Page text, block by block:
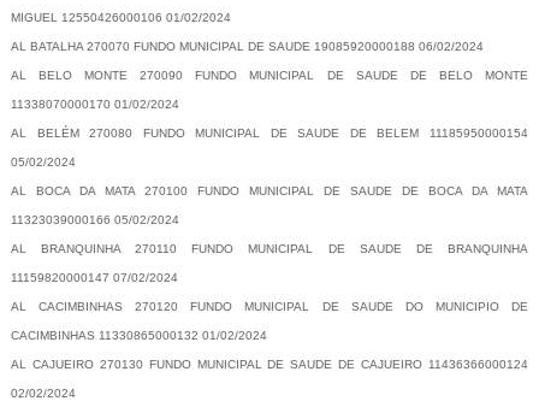
MIGUEL 12550426000106 01/02/2024
AL BATALHA 270070 FUNDO MUNICIPAL DE SAUDE 19085920000188 06/02/2024
AL BELO MONTE 270090 FUNDO MUNICIPAL DE SAUDE DE BELO MONTE
11338070000170 01/02/2024
AL BELÉM 270080 FUNDO MUNICIPAL DE SAUDE DE BELEM 11185950000154
05/02/2024
AL BOCA DA MATA 270100 FUNDO MUNICIPAL DE SAUDE DE BOCA DA MATA
11323039000166 05/02/2024
AL BRANQUINHA 270110 FUNDO MUNICIPAL DE SAUDE DE BRANQUINHA
11159820000147 07/02/2024
AL CACIMBINHAS 270120 FUNDO MUNICIPAL DE SAUDE DO MUNICIPIO DE
CACIMBINHAS 11330865000132 01/02/2024
AL CAJUEIRO 270130 FUNDO MUNICIPAL DE SAUDE DE CAJUEIRO 11436366000124
02/02/2024